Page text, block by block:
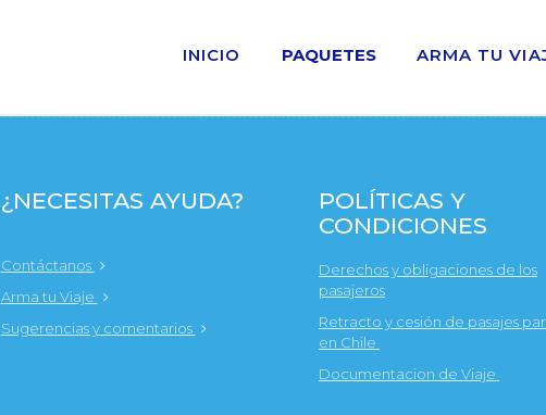
INICIO PAQUETES ARMA TU
¿NECESITAS AYUDA?
Contáctanos
Arma tu Viaje
Sugerencias y comentarios
POLÍTICAS Y
CONDICIONES
Derechos y obligaciones de los
pasajeros
Retracto y cesión de pasajes
en Chile
Documentacion de Viaje